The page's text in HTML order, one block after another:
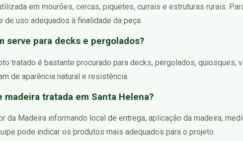
em mourões, cercas, piquetes, currais e estruturas rurais.
de uso adequados à finalidade da peça.
serve para decks e pergolados?
tratado é bastante procurado para decks, pergolados, quiosques,
de aparência natural e resistência.
tratada em Santa Helena?
da Madeira informando local de entrega, aplicação da madeira,
pode indicar os produtos mais adequados para o projeto.